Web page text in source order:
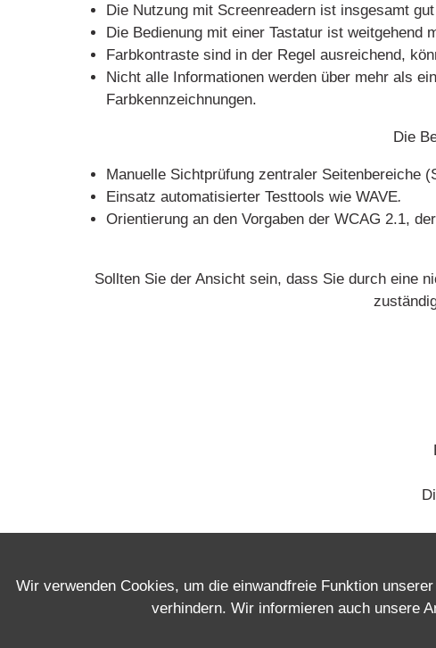
Die Nutzung mit Screenreadern ist insgesamt
Die Bedienung mit einer Tastatur ist weitgehend
Farbkontraste sind in der Regel ausreichend,
Nicht alle Informationen werden über mehr als
Farbkennzeichnungen.
Die
Manuelle Sichtprüfung zentraler Seitenbereiche
Einsatz automatisierter Testtools wie WAVE.
Orientierung an den Vorgaben der WCAG 2.1,
Sollten Sie der Ansicht sein, dass Sie durch eine
Impressum Datenschutz
Wir verwenden Cookies, um die einwandfreie Funktion
verhindern. Wir informieren auch unsere